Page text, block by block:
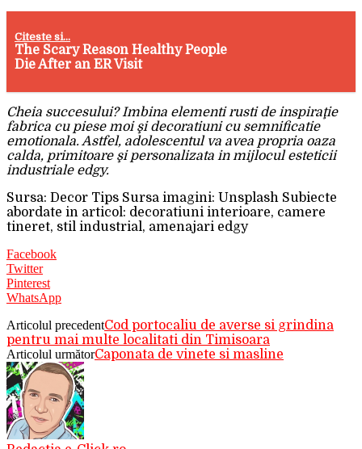
Citeste si...
The Scary Reason Healthy People
Die After an ER Visit
Cheia succesului? Imbina elementi rusti de inspiraţie
fabrica cu piese moi şi decoratiuni cu semnificatie
emotionala. Astfel, adolescentul va avea propria oaza
calda, primitoare şi personalizata in mijlocul esteticii
industriale edgy.
Sursa: Decor Tips Sursa imagini: Unsplash Subiecte
abordate in articol: decoratiuni interioare, camere
tineret, stil industrial, amenajari edgy
Facebook
Twitter
Pinterest
WhatsApp
Articolul precedentCod portocaliu de averse si grindina
pentru mai multe localitati din Timisoara
Articolul următorCaponata de vinete si masline